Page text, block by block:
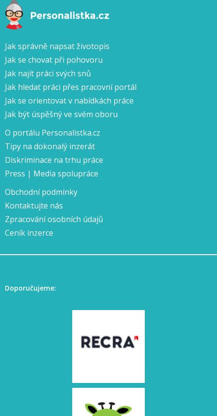
Jak správně napsat životopis
Jak se chovat při pohovoru
Jak najít práci svých snů
Jak hledat práci přes pracovní portál
Jak se orientovat v nabídkách práce
Jak být úspěšný ve svém oboru
O portálu Personalistka.cz
Tipy na dokonalý inzerát
Diskriminace na trhu práce
Press | Media spolupráce
Obchodní podmínky
Kontaktujte nás
Zpracování osobních údajů
Ceník inzerce
Doporučujeme: